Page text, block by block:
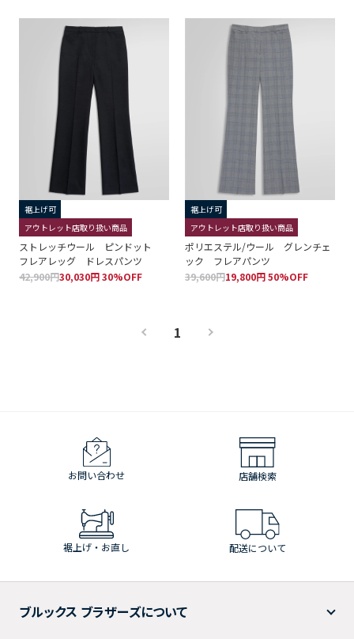
裾上げ可
アウトレット店取り扱い商品
ストレッチウール ピンドット
フレアレッグ ドレスパンツ
42,900円30,030円 30%OFF
裾上げ可
アウトレット店取り扱い商品
ポリエステル/ウール グレンチェ
ック フレアパンツ
39,600円19,800円 50%OFF
1
お問い合わせ 店舗検索
裾上げ・お直し 配送について
ブルックス ブラザーズについて